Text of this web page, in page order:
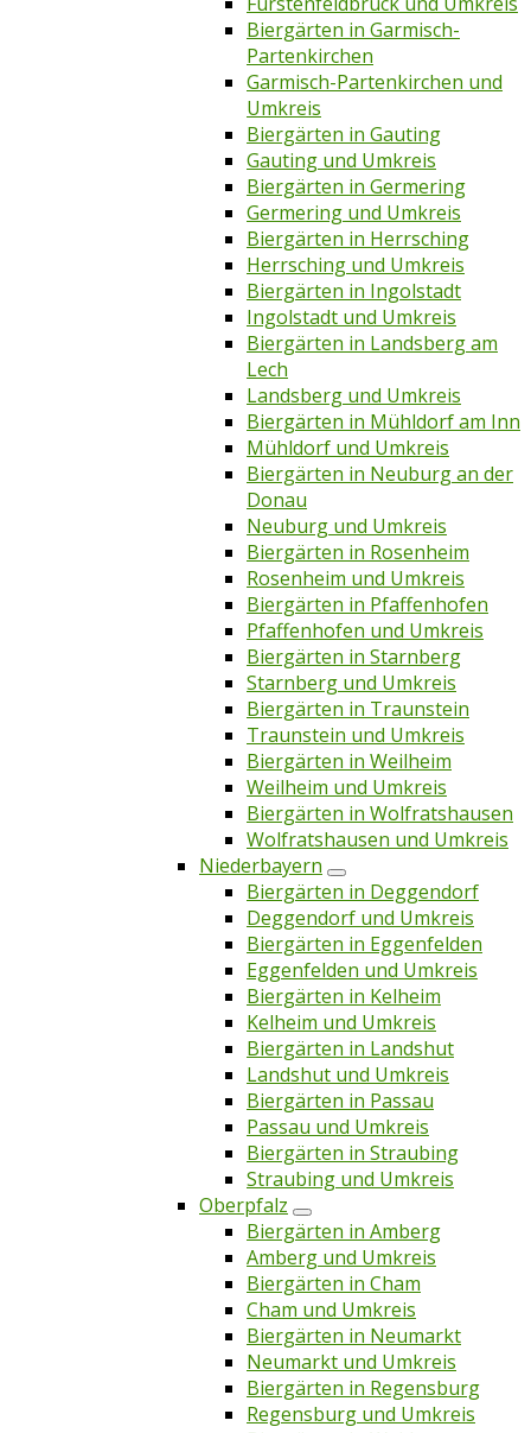
Biergärten in Garmisch-
Partenkirchen
Garmisch-Partenkirchen und
Umkreis
Biergärten in Gauting
Gauting und Umkreis
Biergärten in Germering
Germering und Umkreis
Biergärten in Herrsching
Herrsching und Umkreis
Biergärten in Ingolstadt
Ingolstadt und Umkreis
Biergärten in Landsberg am
Lech
Landsberg und Umkreis
Biergärten in Mühldorf am Inn
Mühldorf und Umkreis
Biergärten in Neuburg an der
Donau
Neuburg und Umkreis
Biergärten in Rosenheim
Rosenheim und Umkreis
Biergärten in Pfaffenhofen
Pfaffenhofen und Umkreis
Biergärten in Starnberg
Starnberg und Umkreis
Biergärten in Traunstein
Traunstein und Umkreis
Biergärten in Weilheim
Weilheim und Umkreis
Biergärten in Wolfratshausen
Wolfratshausen und Umkreis
Niederbayern
Biergärten in Deggendorf
Deggendorf und Umkreis
Biergärten in Eggenfelden
Eggenfelden und Umkreis
Biergärten in Kelheim
Kelheim und Umkreis
Biergärten in Landshut
Landshut und Umkreis
Biergärten in Passau
Passau und Umkreis
Biergärten in Straubing
Straubing und Umkreis
Oberpfalz
Biergärten in Amberg
Amberg und Umkreis
Biergärten in Cham
Cham und Umkreis
Biergärten in Neumarkt
Neumarkt und Umkreis
Biergärten in Regensburg
Regensburg und Umkreis